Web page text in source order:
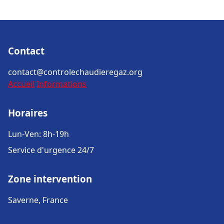
Contact
contact@controlechaudieregaz.org
Accueil Informations
Horaires
Lun-Ven: 8h-19h
Service d'urgence 24/7
Zone intervention
Saverne, France